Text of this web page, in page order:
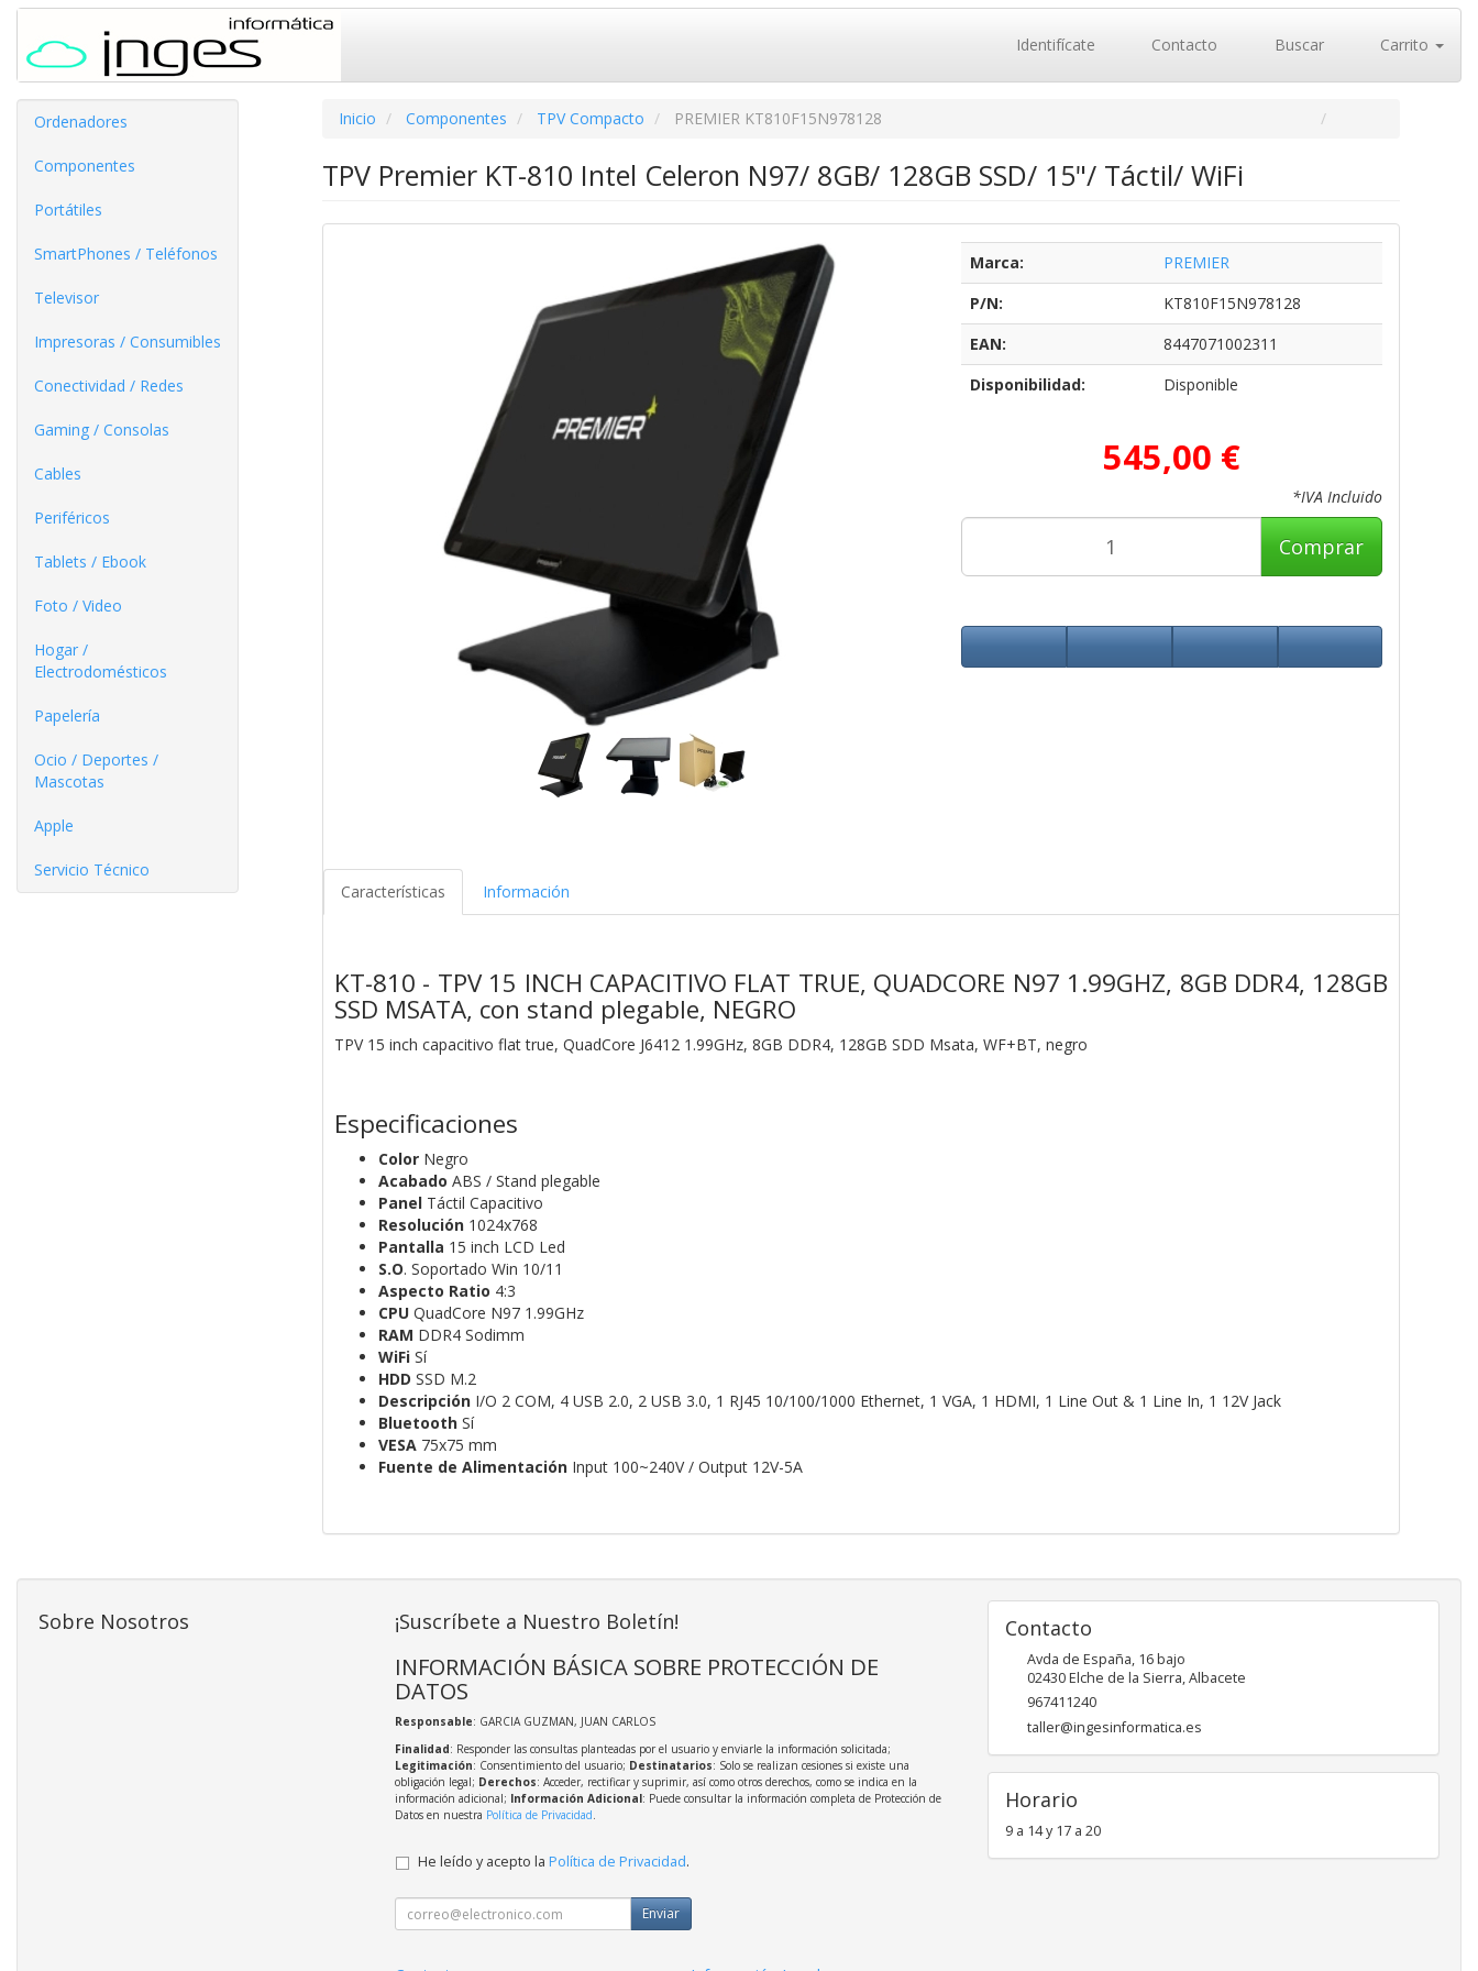
Identifícate Contacto Buscar Carrito
Ordenadores
Componentes
Portátiles
SmartPhones / Teléfonos
Televisor
Impresoras / Consumibles
Conectividad / Redes
Gaming / Consolas
Cables
Periféricos
Tablets / Ebook
Foto / Video
Hogar /
Electrodomésticos
Papelería
Ocio / Deportes /
Mascotas
Apple
Servicio Técnico
Inicio Componentes TPV Compacto PREMIER KT810F15N978128
TPV Premier KT-810 Intel Celeron N97/ 8GB/ 128GB SSD/ 15"/ Táctil/ WiFi
Marca:
PREMIER
P/N:
KT810F15N978128
EAN:
8447071002311
Disponibilidad:
Disponible
545,00 €
*IVA Incluido
Comprar
Características Información
KT-810 - TPV 15 INCH CAPACITIVO FLAT TRUE, QUADCORE N97 1.99GHZ, 8GB DDR4, 128GB
SSD MSATA, con stand plegable, NEGRO
TPV 15 inch capacitivo flat true, QuadCore J6412 1.99GHz, 8GB DDR4, 128GB SDD Msata, WF+BT, negro
Especificaciones
ColorNegro
Acabado ABS / Stand plegable
PanelTáctil Capacitivo
Resolución1024x768
Pantalla 15 inch LCD Led
S.O. Soportado Win 10/11
Aspecto Ratio 4:3
CPUQuadCore N97 1.99GHz
RAM DDR4 Sodimm
WiFi Sí
HDD SSD M.2
DescripciónI/O 2 COM, 4 USB 2.0, 2 USB 3.0, 1 RJ45 10/100/1000 Ethernet, 1 VGA, 1 HDMI, 1 Line Out & 1 Line In, 1 12V Jack
BluetoothSí
VESA75x75 mm
Fuente de Alimentación Input 100~240V / Output 12V-5A
Sobre Nosotros ¡Suscríbete a Nuestro Boletín!
INFORMACIÓN BÁSICA SOBRE PROTECCIÓN DE
DATOS
Responsable: GARCIA GUZMAN, JUAN CARLOS
Finalidad: Responder las consultas planteadas por el usuario y enviarle la información solicitada;
Legitimación: Consentimiento del usuario; Destinatarios: Solo se realizan cesiones si existe una
obligación legal; Derechos: Acceder, rectificar y suprimir, así como otros derechos, como se indica en la
información adicional; Información Adicional: Puede consultar la información completa de Protección de
Datos en nuestra Política de Privacidad.
He leído y acepto la Política de Privacidad.
Enviar
Contacto
Avda de España, 16 bajo
02430Elche de la Sierra,Albacete
967411240
taller@ingesinformatica.es
Horario
9 a 14 y 17 a 20